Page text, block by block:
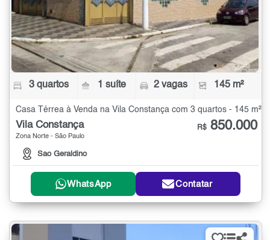
3 quartos 1 suíte 2 vagas 145 m²
Casa Térrea à Venda na Vila Constança com 3 quartos - 145 m²
Vila Constança
Zona Norte - São Paulo
Sao Geraldino
R$ 850.000
WhatsApp Contatar